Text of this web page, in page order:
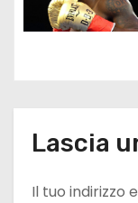
l
Lascia
Il tuo indirizzo